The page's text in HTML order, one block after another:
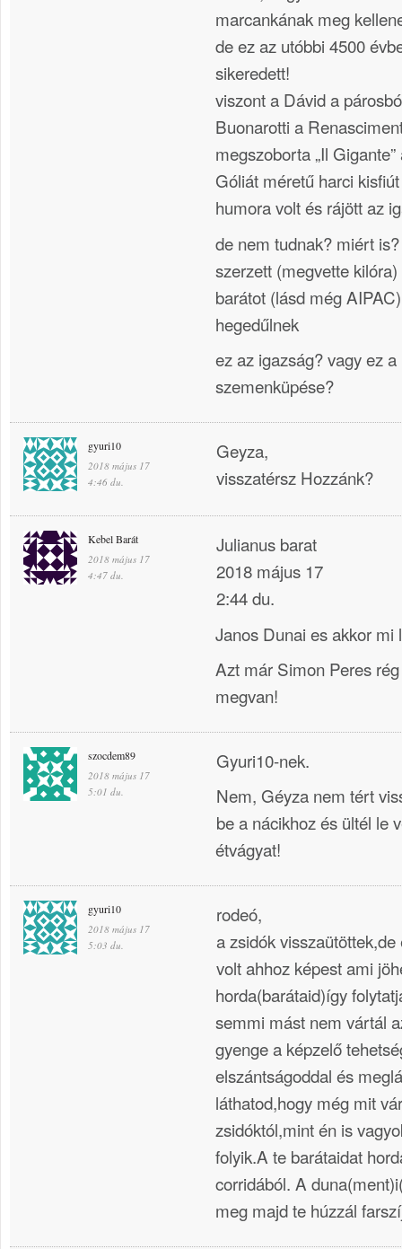
marcankának meg
de ez az utóbbi 4500
sikeredett!
viszont a Dávid a
Buonarotti a
megszoborta „Il
Góliát méretű harci
humora volt és rájött az
de nem tudnak? miért
szerzett (megvette
barátot (lásd még
hegedűlnek
ez az igazság? vagy ez
szemenküpése?
gyuri10
2018 május 17
4:46 du.
Geyza,
visszatérsz Hozzánk?
Kebel Barát
2018 május 17
4:47 du.
Julianus barat
2018 május 17
2:44 du.
Janos Dunai es akkor mi
Azt már Simon Peres
megvan!
szocdem89
2018 május 17
5:01 du.
Gyuri10-nek.
Nem, Géyza nem tért
be a nácikhoz és ültél le
étvágyat!
gyuri10
2018 május 17
5:03 du.
rodeó,
a zsidók
volt ahhoz képest ami
horda(barátaid)így
semmi mást nem vártál
gyenge a képzelő
elszántságoddal és
láthatod,hogy még mit
zsidóktól,mint én is
folyik.A te barátaidat
corridából. A
meg majd te húzzál